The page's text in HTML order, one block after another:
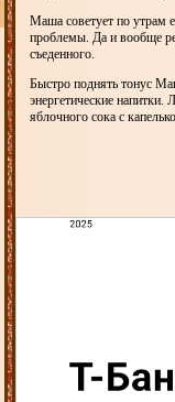
Маша советует по утрам
проблемы. Да и вообще
съеденного.
Быстро поднять тонус
энергетические
яблочного сока с